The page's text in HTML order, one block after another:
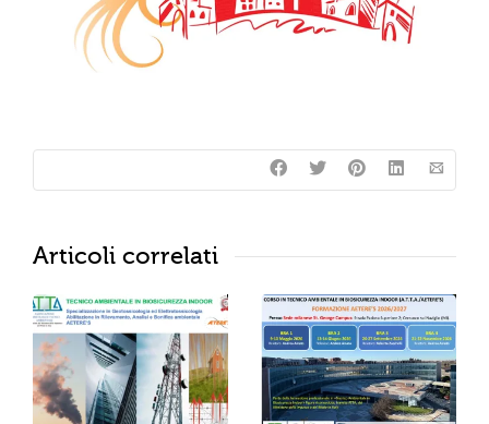
Articoli correlati